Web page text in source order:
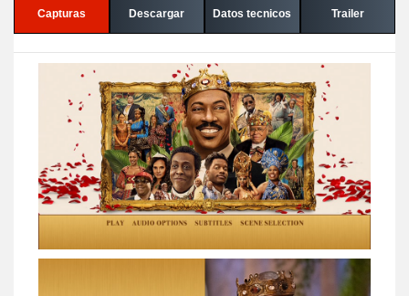
Capturas Descargar Datos tecnicos Trailer